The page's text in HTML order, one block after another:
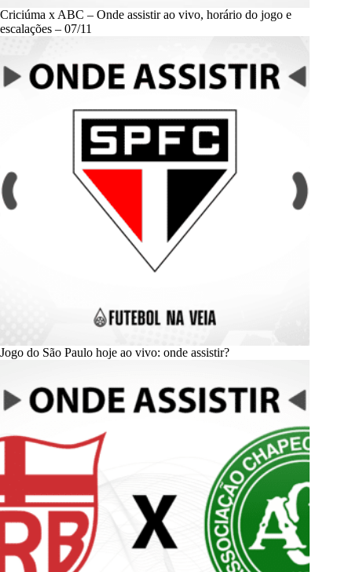
Criciúma x ABC – Onde assistir ao vivo, horário do jogo e
escalações – 07/11
Jogo do São Paulo hoje ao vivo: onde assistir?